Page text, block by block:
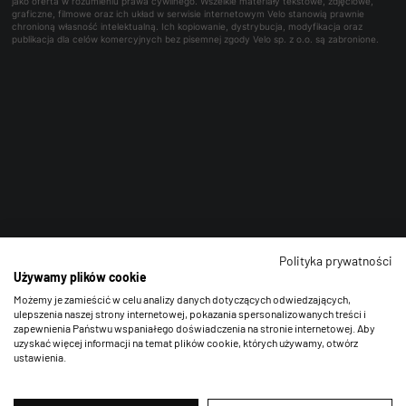
graficzne, filmowe oraz ich układ w serwisie internetowym Velo stanowią prawnie
chronioną własność intelektualną. Ich kopiowanie, dystrybucja, modyfikacja oraz
publikacja dla celów komercyjnych bez pisemnej zgody Velo sp. z o.o. są zabronione.
Polityka prywatności
Używamy plików cookie
Możemy je zamieścić w celu analizy danych dotyczących odwiedzających,
ulepszenia naszej strony internetowej, pokazania spersonalizowanych treści i
zapewnienia Państwu wspaniałego doświadczenia na stronie internetowej. Aby
uzyskać więcej informacji na temat plików cookie, których używamy, otwórz
ustawienia.